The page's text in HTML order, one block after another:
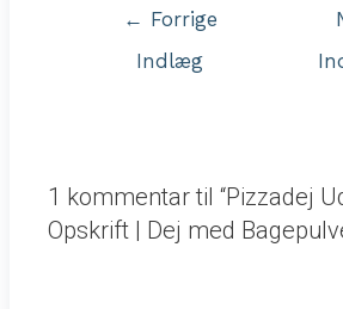
Indlægsnavigation
←
Forrige
Indlæg
1 kommentar til “Pizzadej
Opskrift | Dej med